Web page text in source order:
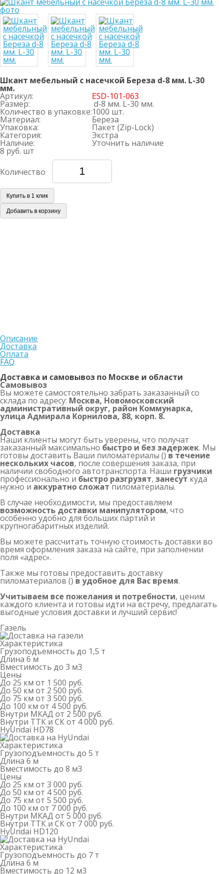
Шкант мебельный с насечкой Береза d-8 мм. L-30
мм.
Артикул: ESD-101-063
Размер: d-8 мм. L-30 мм.
Количество в упаковке:1000 шт.
Материал: Береза
Упаковка: Пакет (Zip-Lock)
Категория: Экстра
Наличие: Уточнить наличие
8 руб. шт
Количество
Купить в 1 клик
Добавить в корзину
Описание
Доставка
Оплата
FAQ
Доставка и самовывоз по Москве и области
Самовывоз
Вы можете самостоятельно забрать заказанный со
склада по адресу: Москва, Новомосковский
административный округ, район Коммунарка,
улица Адмирала Корнилова, 88, корп. 8.
Доставка
Наши клиенты могут быть уверены, что получат
заказанный максимально быстро и без задержек. Мы
готовы доставить Ваши пиломатериалы ()в течение
нескольких часов, после совершения заказа, при
наличии свободного автотранспорта. Наши грузчики
профессионально и быстро разгрузят, занесут куда
нужно и аккуратно сложатпиломатериалы.
В случае необходимости, мы предоставляем
возможность доставки манипулятором, что
особенно удобно для больших партий и
крупногабаритных изделий.
Вы можете рассчитать точную стоимость доставки во
время оформления заказа на сайте, при заполнении
поля «адрес».
Также мы готовы предоставить доставку
пиломатериалов () в удобное для Вас время.
Учитываем все пожелания и потребности, ценим
каждого клиента и готовы идти на встречу, предлагать
выгодные условия доставки и лучший сервис!
Газель
Характеристика
Грузоподъемность до 1,5 т
Длина 6 м
Вместимость до 3 м3
Цены
До 25 км от 1 500 руб.
До 50 км от 2 500 руб.
До 75 км от 3 500 руб.
До 100 км от 4 500 руб.
Внутри МКАД от 2 500 руб.
Внутри ТТК и СКот 4 000 руб.
HyUndai HD78
Характеристика
Грузоподъемность до 5 т
Длина 6 м
Вместимость до 8 м3
Цены
До 25 км от 3 000 руб.
До 50 км от 4 500 руб.
До 75 км от 5 500 руб.
До 100 км от 7 000 руб.
Внутри МКАД от 5 000 руб.
Внутри ТТК и СКот 7 000 руб.
HyUndai HD120
Характеристика
Грузоподъемность до 7 т
Длина 6 м
Вместимость до 12 м3